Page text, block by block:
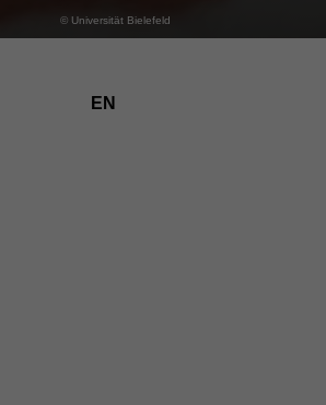
EN
© Universität Bielefeld